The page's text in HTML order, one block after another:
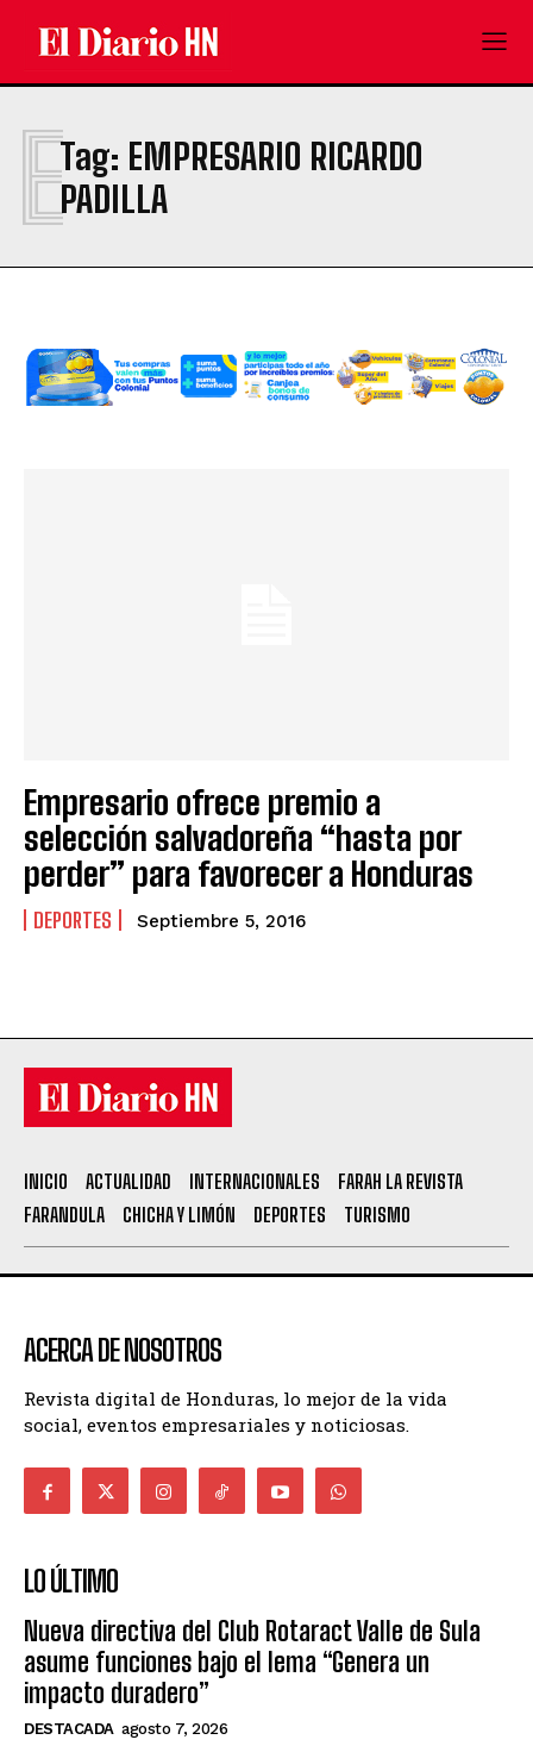
Tag: EMPRESARIO RICARDO
PADILLA
E
Empresario ofrece premio a
selección salvadoreña “hasta por
perder” para favorecer a Honduras
DEPORTES Septiembre 5, 2016
INICIO ACTUALIDAD INTERNACIONALES
FARAH LA REVISTA
FARANDULA
CHICHA Y LIMÓN DEPORTES TURISMO
ACERCA DE NOSOTROS
Revista digital de Honduras, lo mejor de la vida
social, eventos empresariales y noticiosas.
LO ÚLTIMO
Nueva directiva del Club Rotaract Valle de Sula
asume funciones bajo el lema “Genera un
impacto duradero”
DESTACADA agosto 7, 2026